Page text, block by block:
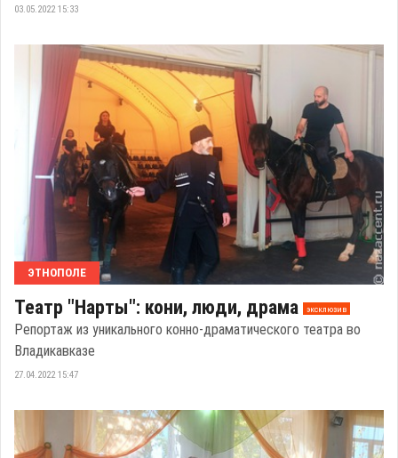
03.05.2022 15:33
ЭТНОПОЛЕ
Театр "Нарты": кони, люди, драма эксклюзив
Репортаж из уникального конно-драматического театра во
Владикавказе
27.04.2022 15:47